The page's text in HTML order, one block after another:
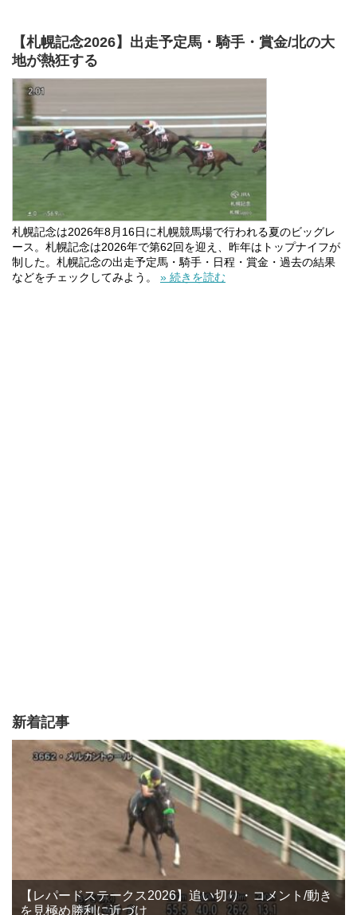
【札幌記念2026】出走予定馬・騎手・賞金/北の大
地が熱狂する
札幌記念は2026年8月16日に札幌競馬場で行われる夏のビッグレ
ース。札幌記念は2026年で第62回を迎え、昨年はトップナイフが
制した。札幌記念の出走予定馬・騎手・日程・賞金・過去の結果
などをチェックしてみよう。 » 続きを読む
新着記事
【レパードステークス2026】追い切り・コメント/動き
を見極め勝利に近づけ